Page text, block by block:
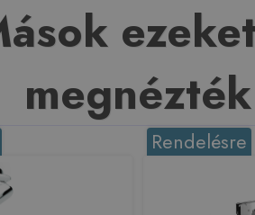
megnézték
Rendelésre